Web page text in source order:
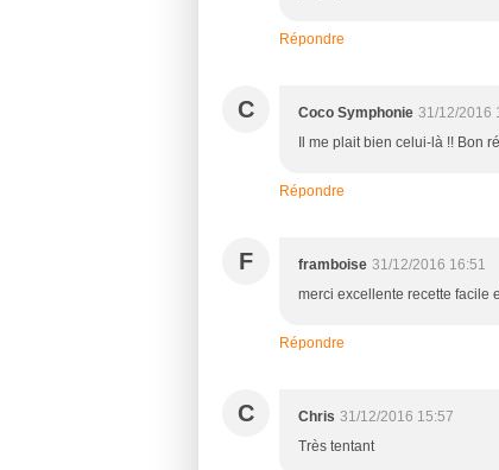
Répondre
C Coco Symphonie 31/12/2016
Il me plait bien celui-là !! Bon
Répondre
F framboise 31/12/2016 16:51
merci excellente recette facile
Répondre
C Chris 31/12/2016 15:57
Très tentant